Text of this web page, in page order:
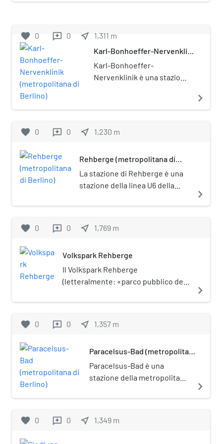
quartiere di Reinickendorf. È
favorite 0 reviews 0 near_me 1,311 m
Karl-Bonhoeffer-Nervenklinik
Karl-Bonhoeffer-
Nervenklinik è una stazione
navigate_next
favorite 0 reviews 0 near_me 1,230 m
Rehberge (metropolitana di
La stazione di Rehberge è una
stazione della linea U6 della
trova nel quartiere del Wedding
Rehberge.
navigate_next
favorite 0 reviews 0 near_me 1,769 m
Volkspark Rehberge
Il Volkspark Rehberge
(letteralmente: «parco pubblico dei
Berlino, posto nel quartiere del
monumentale (Denkmalschutz).
navigate_next
favorite 0 reviews 0 near_me 1,357 m
Paracelsus-Bad (metropolitana
Paracelsus-Bad è una
stazione della metropolitana
navigate_next
favorite 0 reviews 0 near_me 1,349 m